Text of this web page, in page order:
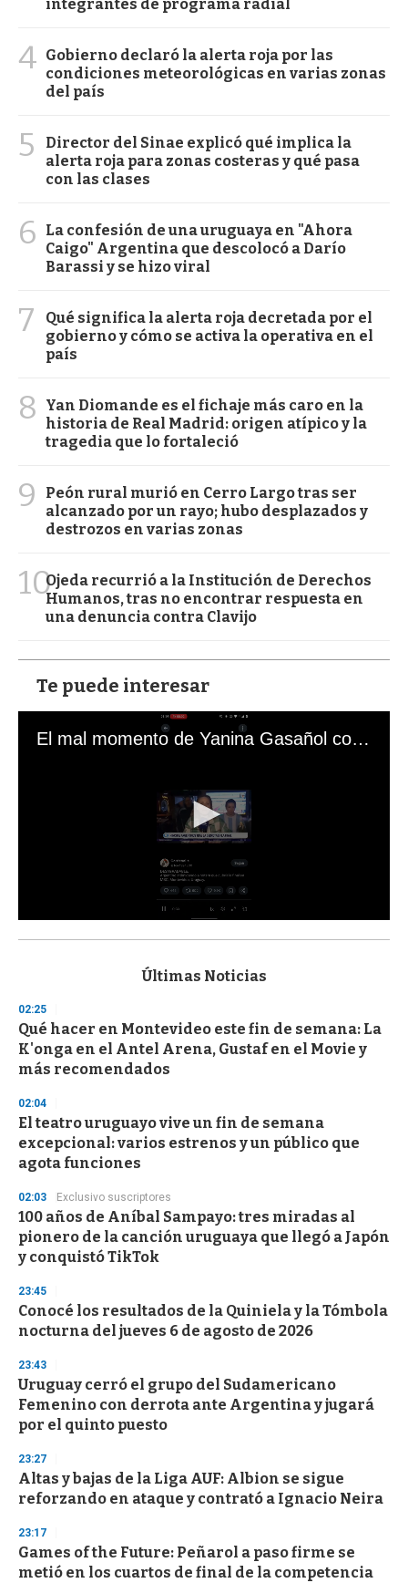
integrantes de programa radial
4 Gobierno declaró la alerta roja por las
condiciones meteorológicas en varias zonas
del país
5
Director del Sinae explicó qué implica la
alerta roja para zonas costeras y qué pasa
con las clases
6
La confesión de una uruguaya en "Ahora
Caigo" Argentina que descolocó a Darío
Barassi y se hizo viral
7
Qué significa la alerta roja decretada por el
gobierno y cómo se activa la operativa en el
país
8
Yan Diomande es el fichaje más caro en la
historia de Real Madrid: origen atípico y la
tragedia que lo fortaleció
9
Peón rural murió en Cerro Largo tras ser
alcanzado por un rayo; hubo desplazados y
destrozos en varias zonas
10Ojeda recurrió a la Institución de Derechos
Humanos, tras no encontrar respuesta en
una denuncia contra Clavijo
Te puede interesar
El mal momento de Yanina Gasañol con un hincha argentino en "Subrayado"
s
d
s
o
f
3
s
e
c
o
n
Últimas Noticias
02:25
Qué hacer en Montevideo este fin de semana: La
K'onga en el Antel Arena, Gustaf en el Movie y
más recomendados
02:04
El teatro uruguayo vive un fin de semana
excepcional: varios estrenos y un público que
agota funciones
02:03 Exclusivo suscriptores
100 años de Aníbal Sampayo: tres miradas al
pionero de la canción uruguaya que llegó a Japón
y conquistó TikTok
23:45
Conocé los resultados de la Quiniela y la Tómbola
nocturna del jueves 6 de agosto de 2026
23:43
Uruguay cerró el grupo del Sudamericano
Femenino con derrota ante Argentina y jugará
por el quinto puesto
23:27
Altas y bajas de la Liga AUF: Albion se sigue
reforzando en ataque y contrató a Ignacio Neira
23:17
Games of the Future: Peñarol a paso firme se
metió en los cuartos de final de la competencia